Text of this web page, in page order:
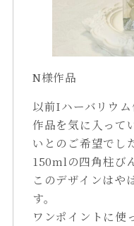
N様作品
以前Iハーバリウ
作品を気に入って
いとのご希望でし
150mlの四角柱び
このデザインはや
す。
ワンポイントに使